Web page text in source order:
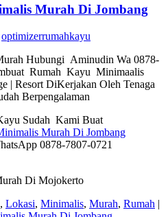
Murah Di Jombang
optimizerrumahkayu
Hubungi Aminudin Wa 0878-
Rumah Kayu Minimaalis
| Resort DiKerjakan Oleh Tenaga
Berpengalaman
Sudah Kami Buat
0878-7807-0721
Di Mojokerto
, Lokasi, Minimalis, Murah, Rumah |